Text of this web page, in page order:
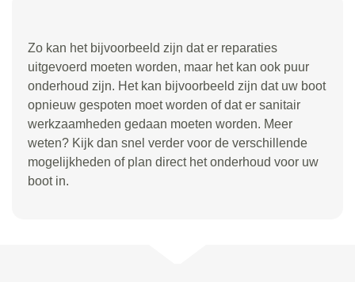
Zo kan het bijvoorbeeld zijn dat er reparaties
uitgevoerd moeten worden, maar het kan ook puur
onderhoud zijn. Het kan bijvoorbeeld zijn dat uw boot
opnieuw gespoten moet worden of dat er sanitair
werkzaamheden gedaan moeten worden. Meer
weten? Kijk dan snel verder voor de verschillende
mogelijkheden of plan direct het onderhoud voor uw
boot in.